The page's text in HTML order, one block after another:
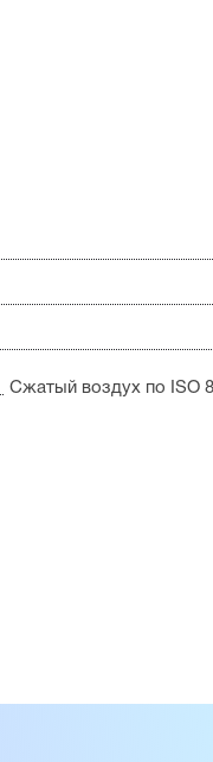
Сжатый воздух по ISO